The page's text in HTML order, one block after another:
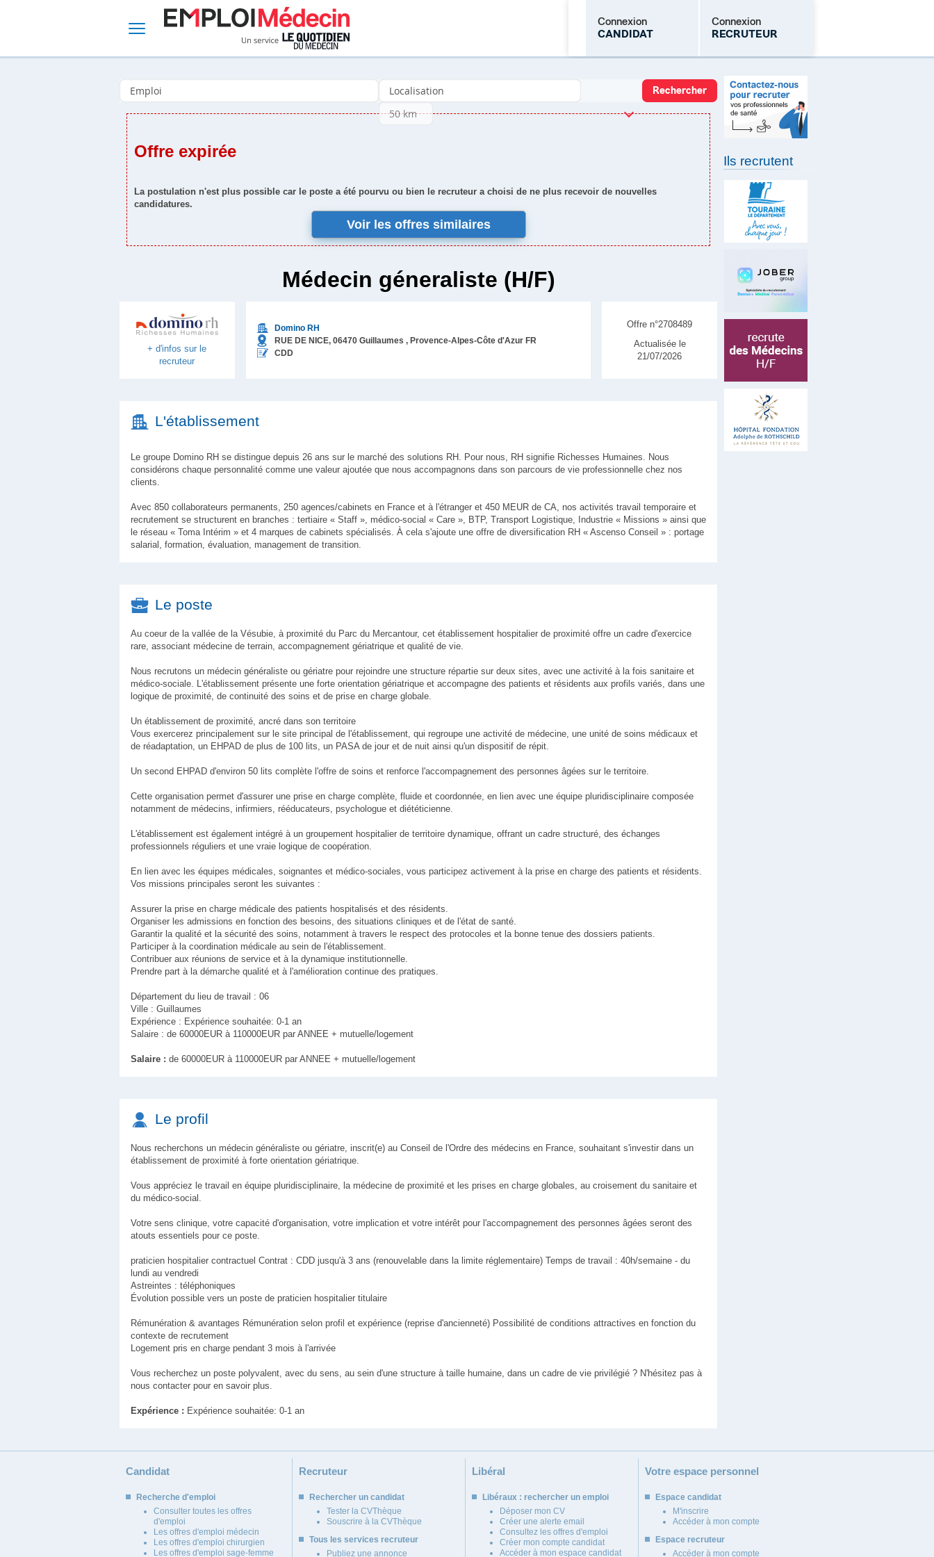
Connexion
CANDIDAT
Connexion
RECRUTEUR
Mot de passe oublié
Offre expirée
La postulation n'est plus possible car le poste a été pourvu ou bien le recruteur a choisi de ne plus recevoir de nouvelles
candidatures.
Voir les offres similaires
Médecin géneraliste (H/F)
+ d'infos sur le
recruteur
Domino RH
RUE DE NICE, 06470 Guillaumes , Provence-Alpes-Côte d'Azur FR
CDD
Offre n°2708489
Actualisée le
21/07/2026
L'établissement
Le groupe Domino RH se distingue depuis 26 ans sur le marché des solutions RH. Pour nous, RH signifie Richesses Humaines. Nous
considérons chaque personnalité comme une valeur ajoutée que nous accompagnons dans son parcours de vie professionnelle chez nos
clients.
Avec 850 collaborateurs permanents, 250 agences/cabinets en France et à l'étranger et 450 MEUR de CA, nos activités travail temporaire et
recrutement se structurent en branches : tertiaire « Staff », médico-social « Care », BTP, Transport Logistique, Industrie « Missions » ainsi que
le réseau « Toma Intérim » et 4 marques de cabinets spécialisés. À cela s'ajoute une offre de diversification RH « Ascenso Conseil » : portage
salarial, formation, évaluation, management de transition.
Le poste
Au coeur de la vallée de la Vésubie, à proximité du Parc du Mercantour, cet établissement hospitalier de proximité offre un cadre d'exercice
rare, associant médecine de terrain, accompagnement gériatrique et qualité de vie.
Nous recrutons un médecin généraliste ou gériatre pour rejoindre une structure répartie sur deux sites, avec une activité à la fois sanitaire et
médico-sociale. L'établissement présente une forte orientation gériatrique et accompagne des patients et résidents aux profils variés, dans une
logique de proximité, de continuité des soins et de prise en charge globale.
Un établissement de proximité, ancré dans son territoire
Vous exercerez principalement sur le site principal de l'établissement, qui regroupe une activité de médecine, une unité de soins médicaux et
de réadaptation, un EHPAD de plus de 100 lits, un PASA de jour et de nuit ainsi qu'un dispositif de répit.
Un second EHPAD d'environ 50 lits complète l'offre de soins et renforce l'accompagnement des personnes âgées sur le territoire.
Cette organisation permet d'assurer une prise en charge complète, fluide et coordonnée, en lien avec une équipe pluridisciplinaire composée
notamment de médecins, infirmiers, rééducateurs, psychologue et diététicienne.
L'établissement est également intégré à un groupement hospitalier de territoire dynamique, offrant un cadre structuré, des échanges
professionnels réguliers et une vraie logique de coopération.
En lien avec les équipes médicales, soignantes et médico-sociales, vous participez activement à la prise en charge des patients et résidents.
Vos missions principales seront les suivantes :
Assurer la prise en charge médicale des patients hospitalisés et des résidents.
Organiser les admissions en fonction des besoins, des situations cliniques et de l'état de santé.
Garantir la qualité et la sécurité des soins, notamment à travers le respect des protocoles et la bonne tenue des dossiers patients.
Participer à la coordination médicale au sein de l'établissement.
Contribuer aux réunions de service et à la dynamique institutionnelle.
Prendre part à la démarche qualité et à l'amélioration continue des pratiques.
Département du lieu de travail : 06
Ville : Guillaumes
Expérience : Expérience souhaitée: 0-1 an
Salaire : de 60000EUR à 110000EUR par ANNEE + mutuelle/logement
Salaire : de 60000EUR à 110000EUR par ANNEE + mutuelle/logement
Le profil
Nous recherchons un médecin généraliste ou gériatre, inscrit(e) au Conseil de l'Ordre des médecins en France, souhaitant s'investir dans un
établissement de proximité à forte orientation gériatrique.
Vous appréciez le travail en équipe pluridisciplinaire, la médecine de proximité et les prises en charge globales, au croisement du sanitaire et
du médico-social.
Votre sens clinique, votre capacité d'organisation, votre implication et votre intérêt pour l'accompagnement des personnes âgées seront des
atouts essentiels pour ce poste.
praticien hospitalier contractuel Contrat : CDD jusqu'à 3 ans (renouvelable dans la limite réglementaire) Temps de travail : 40h/semaine - du
lundi au vendredi
Astreintes : téléphoniques
Évolution possible vers un poste de praticien hospitalier titulaire
Rémunération & avantages Rémunération selon profil et expérience (reprise d'ancienneté) Possibilité de conditions attractives en fonction du
contexte de recrutement
Logement pris en charge pendant 3 mois à l'arrivée
Vous recherchez un poste polyvalent, avec du sens, au sein d'une structure à taille humaine, dans un cadre de vie privilégié ? N'hésitez pas à
nous contacter pour en savoir plus.
Expérience : Expérience souhaitée: 0-1 an
Ils recrutent
Candidat
Recherche d'emploi
Consulter toutes les offres
d'emploi
Les offres d'emploi médecin
Les offres d'emploi chirurgien
Les offres d'emploi sage-femme
Recruteur
Rechercher un candidat
Tester la CVThèque
Souscrire à la CVThèque
Tous les services recruteur
Publiez une annonce
Libéral
Libéraux : rechercher un emploi
Déposer mon CV
Créer une alerte email
Consultez les offres d'emploi
Créer mon compte candidat
Accéder à mon espace candidat
Votre espace personnel
Espace candidat
M'inscrire
Accéder à mon compte
Espace recruteur
Accéder à mon compte